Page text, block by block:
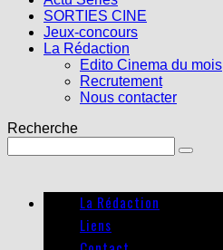
SORTIES CINE
Jeux-concours
La Rédaction
Edito Cinema du mois
Recrutement
Nous contacter
Recherche
La Rédaction
Liens